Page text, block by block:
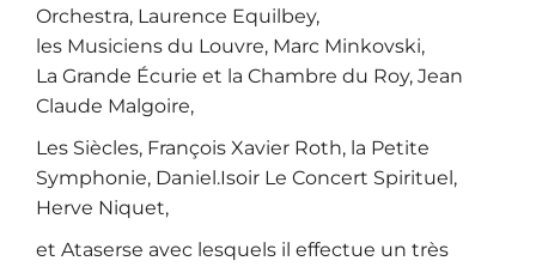
Orchestra, Laurence Equilbey,
les Musiciens du Louvre, Marc Minkovski,
La Grande Écurie et la Chambre du Roy, Jean
Claude Malgoire,
Les Siècles, François Xavier Roth, la Petite
Symphonie, Daniel.Isoir Le Concert Spirituel,
Herve Niquet,
et Ataserse avec lesquels il effectue un très